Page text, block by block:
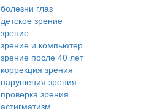
болезни глаз
детское зрение
зрение
зрение и компьютер
зрение после 40 лет
коррекция зрения
нарушения зрения
проверка зрения
астигматизм